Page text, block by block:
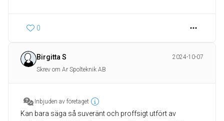
0
Birgitta S
2024-10-07
Skrev om Ar Spolteknik AB
Inbjuden av företaget
Kan bara säga så suveränt och proffsigt utfört av